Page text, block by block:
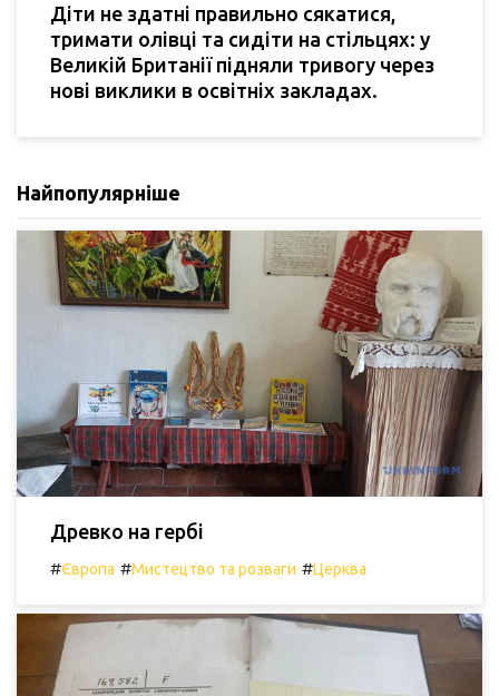
Діти не здатні правильно сякатися,
тримати олівці та сидіти на стільцях: у
Великій Британії підняли тривогу через
нові виклики в освітніх закладах.
Найпопулярніше
Древко на гербі
#Європа #Мистецтво та розваги #Церква